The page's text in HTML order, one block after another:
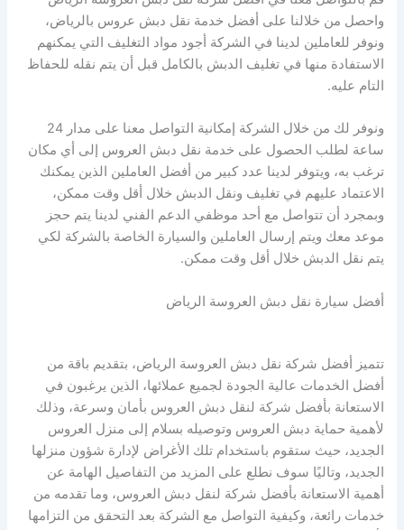
واحصل من خلالنا على أفضل خدمة نقل دبش عروس بالرياض،
ونوفر للعاملين لدينا في الشركة أجود مواد التغليف التي يمكنهم
الاستفادة منها في تغليف الدبش بالكامل قبل أن يتم نقله للحفاظ
التام عليه.
ونوفر لك من خلال الشركة إمكانية التواصل معنا على مدار 24
ساعة لطلب الحصول على خدمة نقل دبش العروس إلى أي مكان
ترغب به، ويتوفر لدينا عدد كبير من أفضل العاملين الذين يمكنك
الاعتماد عليهم في تغليف ونقل الدبش خلال أقل وقت ممكن،
وبمجرد أن تتواصل مع أحد موظفي الدعم الفني لدينا يتم حجز
موعد معك ويتم إرسال العاملين والسيارة الخاصة بالشركة لكي
يتم نقل الدبش خلال أقل وقت ممكن.
أفضل سيارة نقل دبش العروسة الرياض
تتميز أفضل شركة نقل دبش العروسة الرياض، بتقديم باقة من
أفضل الخدمات عالية الجودة لجميع عملائها، الذين يرغبون في
الاستعانة بأفضل شركة لنقل دبش العروس بأمان وسرعة، وذلك
لأهمية حماية دبش العروس وتوصيله بسلام إلى منزل العروس
الجديد، حيث ستقوم باستخدام تلك الأغراض لإدارة شؤون منزلها
الجديد، وتاليًا سوف نطلع على المزيد من التفاصيل الهامة عن
أهمية الاستعانة بأفضل شركة لنقل دبش العروس، وما تقدمه من
خدمات رائعة، وكيفية التواصل مع الشركة بعد التحقق من التزامها